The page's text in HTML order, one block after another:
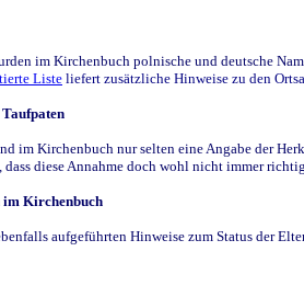
im Kirchenbuch polnische und deutsche
Liste liefert zusätzliche Hinweise zu den
im Kirchenbuch nur selten eine Angabe der
diese Annahme doch wohl nicht immer
im Kirchenbuch
aufgeführten Hinweise zum Status der